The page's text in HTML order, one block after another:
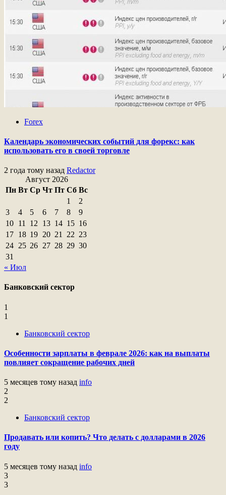
Forex
Календарь экономических событий для форекс: как
использовать его в своей торговле
2 года тому назад Redactor
Август 2026
Пн Вт Ср Чт Пт Сб Вс
1
2
3
4 5 6 7 8
9
10 11 12 13 14 15 16
17 18 19 20 21 22 23
24 25 26 27 28 29 30
31
« Июл
Банковский сектор
1
1
Банковский сектор
Особенности зарплаты в феврале 2026: как на выплаты
повлияет сокращение рабочих дней
5 месяцев тому назад info
2
2
Банковский сектор
Продавать или копить? Что делать с долларами в 2026
году
5 месяцев тому назад info
3
3